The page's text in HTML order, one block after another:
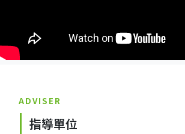
ADVISER
指導單位